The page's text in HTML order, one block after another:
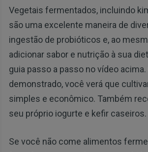
Vegetais fermentados, incluindo
são uma excelente maneira de
ingestão de probióticos e, ao
adicionar sabor e nutrição à sua
guia passo a passo no vídeo
demonstrado, você verá que
simples e econômico. Também
seu próprio iogurte e kefir caseiros.
Se você não come alimentos